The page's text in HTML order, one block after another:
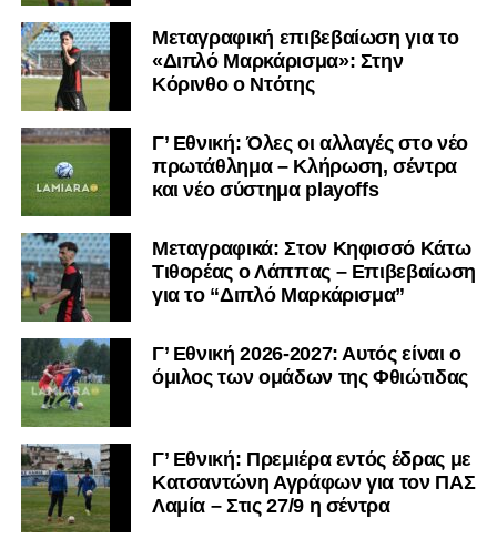
Μεταγραφική επιβεβαίωση για το
«Διπλό Μαρκάρισμα»: Στην
Κόρινθο ο Ντότης
Γ’ Εθνική: Όλες οι αλλαγές στο νέο
πρωτάθλημα – Κλήρωση, σέντρα
και νέο σύστημα playoffs
Μεταγραφικά: Στον Κηφισσό Κάτω
Τιθορέας ο Λάππας – Επιβεβαίωση
για το “Διπλό Μαρκάρισμα”
Γ’ Εθνική 2026-2027: Αυτός είναι ο
όμιλος των ομάδων της Φθιώτιδας
Γ’ Εθνική: Πρεμιέρα εντός έδρας με
Κατσαντώνη Αγράφων για τον ΠΑΣ
Λαμία – Στις 27/9 η σέντρα